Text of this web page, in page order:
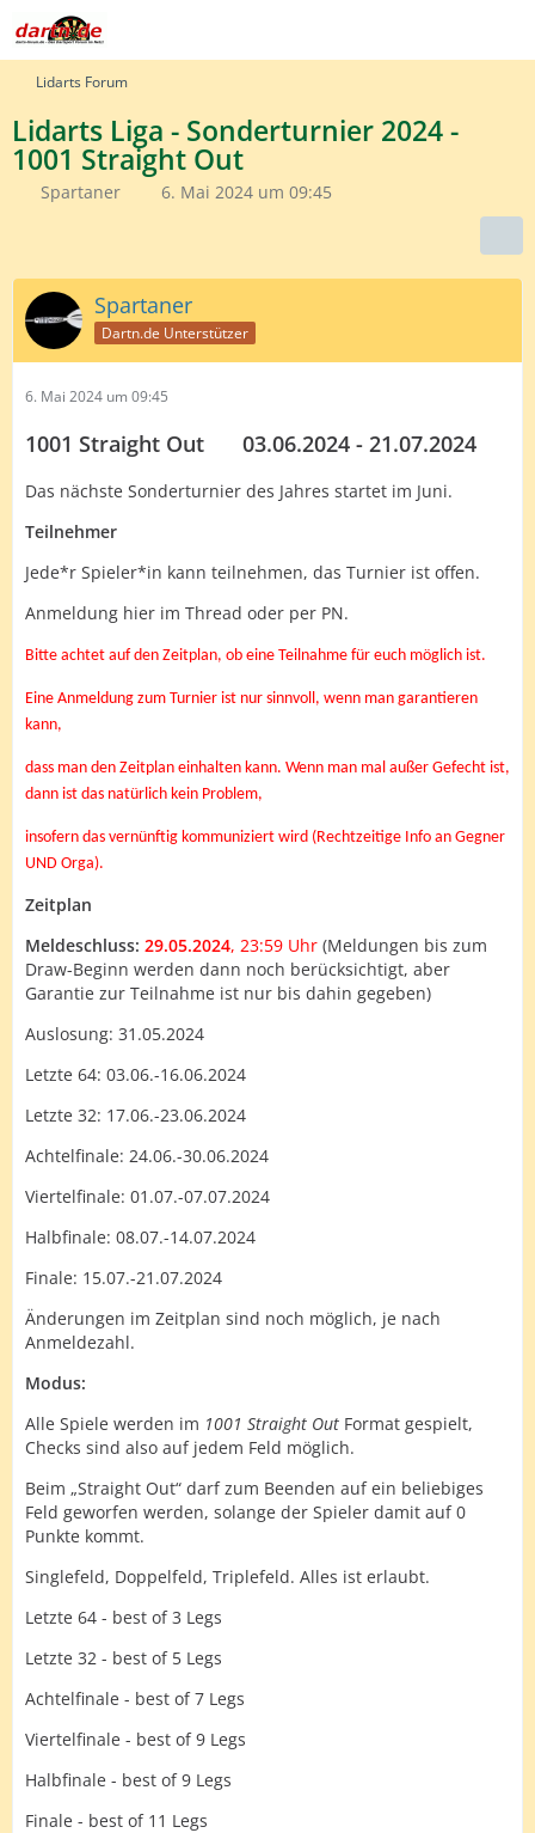
Lidarts Forum
Lidarts Liga - Sonderturnier 2024 -
1001 Straight Out
Spartaner 6. Mai 2024 um 09:45
Spartaner
Dartn.de Unterstützer
6. Mai 2024 um 09:45
1001 Straight Out 03.06.2024 - 21.07.2024
Das nächste Sonderturnier des Jahres startet im Juni.
Teilnehmer
Jede*r Spieler*in kann teilnehmen, das Turnier ist offen.
Anmeldung hier im Thread oder per PN.
Bitte achtet auf den Zeitplan, ob eine Teilnahme für euch möglich ist.
Eine Anmeldung zum Turnier ist nur sinnvoll, wenn man garantieren
kann,
dass man den Zeitplan einhalten kann. Wenn man mal außer Gefecht ist,
dann ist das natürlich kein Problem,
insofern das vernünftig kommuniziert wird (Rechtzeitige Info an Gegner
UND Orga).
Zeitplan
Meldeschluss: 29.05.2024, 23:59 Uhr (Meldungen bis zum
Draw-Beginn werden dann noch berücksichtigt, aber
Garantie zur Teilnahme ist nur bis dahin gegeben)
Auslosung: 31.05.2024
Letzte 64: 03.06.-16.06.2024
Letzte 32: 17.06.-23.06.2024
Achtelfinale: 24.06.-30.06.2024
Viertelfinale: 01.07.-07.07.2024
Halbfinale: 08.07.-14.07.2024
Finale: 15.07.-21.07.2024
Änderungen im Zeitplan sind noch möglich, je nach
Anmeldezahl.
Modus:
Alle Spiele werden im 1001 Straight Out Format gespielt,
Checks sind also auf jedem Feld möglich.
Beim „Straight Out“ darf zum Beenden auf ein beliebiges
Feld geworfen werden, solange der Spieler damit auf 0
Punkte kommt.
Singlefeld, Doppelfeld, Triplefeld. Alles ist erlaubt.
Letzte 64 - best of 3 Legs
Letzte 32 - best of 5 Legs
Achtelfinale - best of 7 Legs
Viertelfinale - best of 9 Legs
Halbfinale - best of 9 Legs
Finale - best of 11 Legs